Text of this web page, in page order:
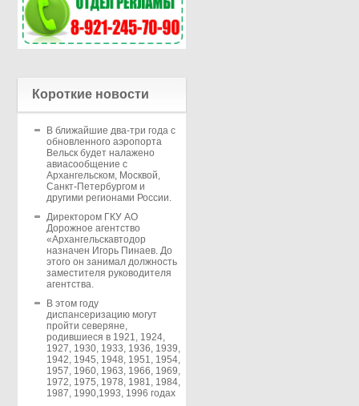
Короткие новости
В ближайшие два-три года с
обновленного аэропорта
Вельск будет налажено
авиасообщение с
Архангельском, Москвой,
Санкт-Петербургом и
другими регионами России.
Директором ГКУ АО
Дорожное агентство
«Архангельскавтодор
назначен Игорь Пинаев. До
этого он занимал должность
заместителя руководителя
агентства.
В этом году
диспансеризацию могут
пройти северяне,
родившиеся в 1921, 1924,
1927, 1930, 1933, 1936, 1939,
1942, 1945, 1948, 1951, 1954,
1957, 1960, 1963, 1966, 1969,
1972, 1975, 1978, 1981, 1984,
1987, 1990,1993, 1996 годах